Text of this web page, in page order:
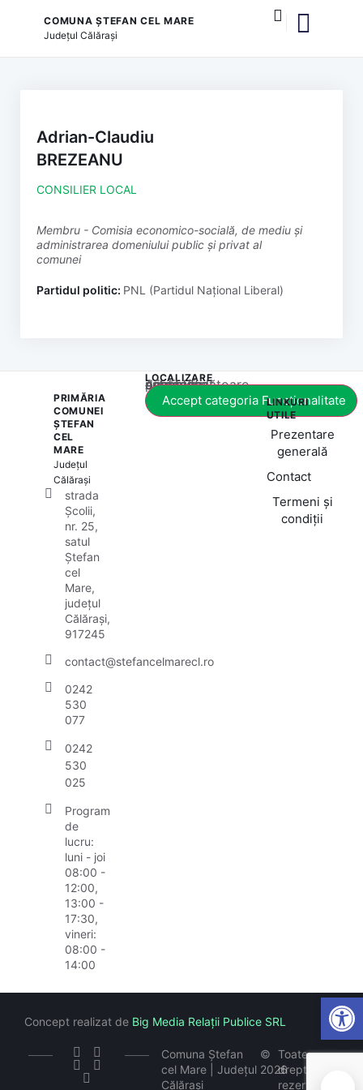
COMUNA ȘTEFAN CEL MARE
JudețulCălărași
Adrian-Claudiu
BREZEANU
CONSILIER LOCAL
membru - Comisia economico-socială, de mediu și
administrarea domeniului public și privat al
comunei
Partidul politic: PNL (Partidul Național Liberal)
PRIMĂRIA
COMUNEI
ȘTEFAN
CEL
MARE
Județul
Călărași
strada
Școlii,
nr. 25,
satul
Ștefan
cel
Mare,
județul
Călărași,
917245
contact@stefancelmarecl.ro
0242
530
077
0242
530
025
Program
de
lucru:
luni - joi
08:00 -
12:00,
13:00 -
17:30,
vineri:
08:00 -
14:00
LOCALIZARE
Acest conținut este blocat până când acceptați categoria corespunzătoare de cookie-uri.
Accept categoria Funcționalitate
LINKURI
UTILE
Prezentare
generală
Contact
Termeni și
condiții
Comuna Ștefan
cel Mare | Județul
Călărași
©
2026
Toate
drepturile
rezervate
Concept realizat de Big Media Relații Publice SRL